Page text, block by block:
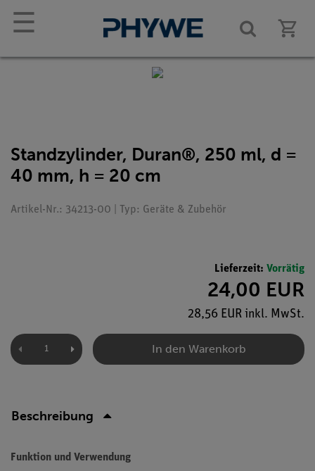
☰
Standzylinder, Duran®, 250 ml, d =
40 mm, h = 20 cm
Artikel-Nr.: 34213-00 | Typ: Geräte & Zubehör
Lieferzeit: Vorrätig
24,00 EUR
28,56 EUR inkl. MwSt.
In den Warenkorb
Beschreibung
Funktion und Verwendung